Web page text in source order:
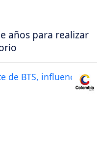
años para realizar